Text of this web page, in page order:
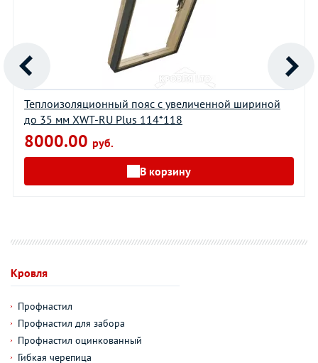
Теплоизоляционный пояс с увеличенной шириной
до 35 мм XWT-RU Plus 114*118
8000.00 руб.
В корзину
Кровля
Профнастил
Профнастил для забора
Профнастил оцинкованный
Гибкая черепица